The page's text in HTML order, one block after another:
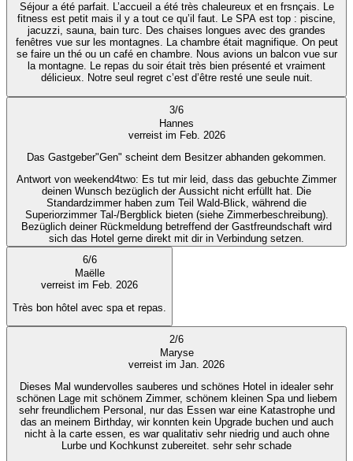
Séjour a été parfait. L’accueil a été très chaleureux et en frsnçais. Le
fitness est petit mais il y a tout ce qu’il faut. Le SPA est top : piscine,
jacuzzi, sauna, bain turc. Des chaises longues avec des grandes
fenêtres vue sur les montagnes. La chambre était magnifique. On peut
se faire un thé ou un café en chambre. Nous avions un balcon vue sur
la montagne. Le repas du soir était très bien présenté et vraiment
délicieux. Notre seul regret c’est d’être resté une seule nuit.
3/6
Hannes
verreist im Feb. 2026
Das Gastgeber"Gen" scheint dem Besitzer abhanden gekommen.
Antwort von weekend4two: Es tut mir leid, dass das gebuchte Zimmer
deinen Wunsch bezüglich der Aussicht nicht erfüllt hat. Die
Standardzimmer haben zum Teil Wald-Blick, während die
Superiorzimmer Tal-/Bergblick bieten (siehe Zimmerbeschreibung).
Bezüglich deiner Rückmeldung betreffend der Gastfreundschaft wird
sich das Hotel gerne direkt mit dir in Verbindung setzen.
6/6
Maëlle
verreist im Feb. 2026
Très bon hôtel avec spa et repas.
2/6
Maryse
verreist im Jan. 2026
Dieses Mal wundervolles sauberes und schönes Hotel in idealer sehr
schönen Lage mit schönem Zimmer, schönem kleinen Spa und liebem
sehr freundlichem Personal, nur das Essen war eine Katastrophe und
das an meinem Birthday, wir konnten kein Upgrade buchen und auch
nicht à la carte essen, es war qualitativ sehr niedrig und auch ohne
Lurbe und Kochkunst zubereitet. sehr sehr schade